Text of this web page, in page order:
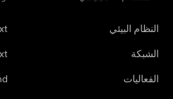
النظام البيئي
الشبكة
الفعاليات